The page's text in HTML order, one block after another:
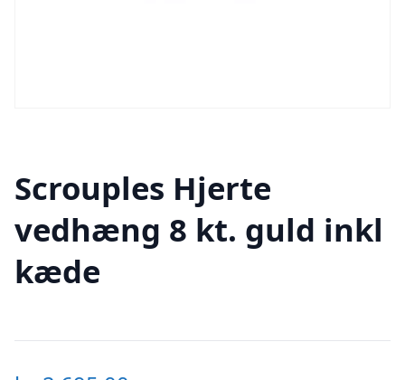
Scrouples Hjerte
vedhæng 8 kt. guld inkl
kæde